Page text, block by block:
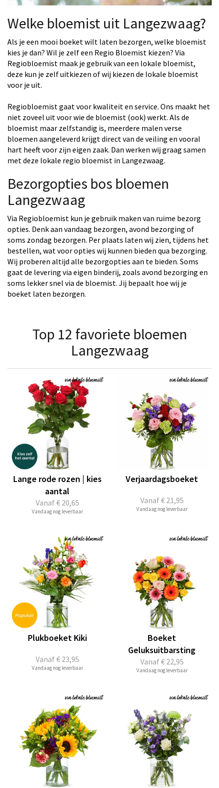
Welke bloemist uit Langezwaag?
Als je een mooi boeket wilt laten bezorgen, welke bloemist
kies je dan? Wil je zelf een Regio Bloemist kiezen? Via
Regiobloemist maak je gebruik van een lokale bloemist,
deze kun je zelf uitkiezen of wij kiezen de lokale bloemist
voor je uit.
Regiobloemist gaat voor kwaliteit en service. Ons maakt het
niet zoveel uit voor wie de bloemist (ook) werkt. Als de
bloemist maar zelfstandig is, meerdere malen verse
bloemen aangeleverd krijgt direct van de veiling en vooral
hart heeft voor zijn eigen zaak. Dan werken wij graag samen
met deze lokale regio bloemist in Langezwaag.
Bezorgopties bos bloemen
Langezwaag
Via Regiobloemist kun je gebruik maken van ruime bezorg
opties. Denk aan vandaag bezorgen, avond bezorging of
soms zondag bezorgen. Per plaats laten wij zien, tijdens het
bestellen, wat voor opties wij kunnen bieden qua bezorging.
Wij proberen altijd alle bezorgopties aan te bieden. Soms
gaat de levering via eigen binderij, zoals avond bezorging en
soms lekker snel via de bloemist. Jij bepaalt hoe wij je
boeket laten bezorgen.
Top 12 favoriete bloemen
Langezwaag
Vanaf€ 20,65
Lange rode rozen | kies
aantal
Vandaag nog leverbaar
Vanaf€ 21,95
Verjaardagsboeket
Vandaag nog leverbaar
Vanaf€ 23,95
Plukboeket Kiki
Vandaag nog leverbaar
Vanaf€ 22,95
Boeket
Geluksuitbarsting
Vandaag nog leverbaar